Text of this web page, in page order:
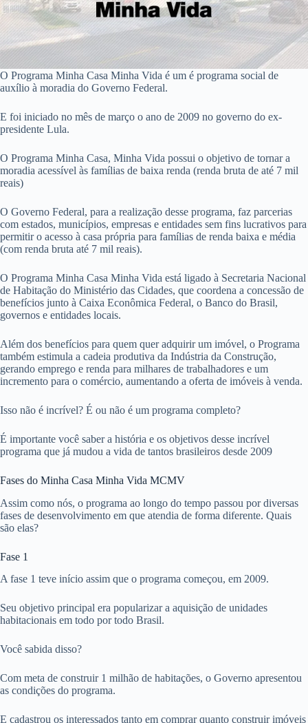
O Programa Minha Casa Minha Vida é um é programa social de
auxílio à moradia do Governo Federal.
E foi iniciado no mês de março o ano de 2009 no governo do ex-
presidente Lula.
O Programa Minha Casa, Minha Vida possui o objetivo de tornar a
moradia acessível às famílias de baixa renda (renda bruta de até 7 mil
reais)
O Governo Federal, para a realização desse programa, faz parcerias
com estados, municípios, empresas e entidades sem fins lucrativos para
permitir o acesso à casa própria para famílias de renda baixa e média
(com renda bruta até 7 mil reais).
O Programa Minha Casa Minha Vida está ligado à Secretaria Nacional
de Habitação do Ministério das Cidades, que coordena a concessão de
benefícios junto à Caixa Econômica Federal, o Banco do Brasil,
governos e entidades locais.
Além dos benefícios para quem quer adquirir um imóvel, o Programa
também estimula a cadeia produtiva da Indústria da Construção,
gerando emprego e renda para milhares de trabalhadores e um
incremento para o comércio, aumentando a oferta de imóveis à venda.
Isso não é incrível? É ou não é um programa completo?
É importante você saber a história e os objetivos desse incrível
programa que já mudou a vida de tantos brasileiros desde 2009
Fases do Minha Casa Minha Vida MCMV
Assim como nós, o programa ao longo do tempo passou por diversas
fases de desenvolvimento em que atendia de forma diferente. Quais
são elas?
Fase 1
A fase 1 teve início assim que o programa começou, em 2009.
Seu objetivo principal era popularizar a aquisição de unidades
habitacionais em todo por todo Brasil.
Você sabida disso?
Com meta de construir 1 milhão de habitações, o Governo apresentou
as condições do programa.
E cadastrou os interessados tanto em comprar quanto construir imóveis